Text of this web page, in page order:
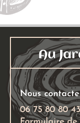
Au
Nous
06 75 80 80 43